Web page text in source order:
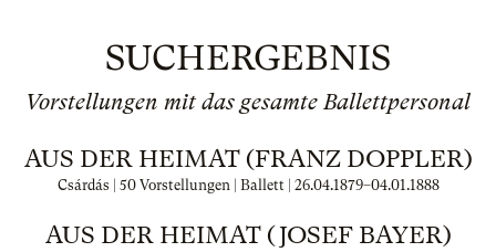
SUCHERGEBNIS
Vorstellungen mit das gesamte Ballettpersonal
AUS DER HEIMAT (FRANZ DOPPLER)
Csárdás | 50 Vorstellungen | Ballett | 26.04.1879–04.01.1888
AUS DER HEIMAT (JOSEF BAYER)